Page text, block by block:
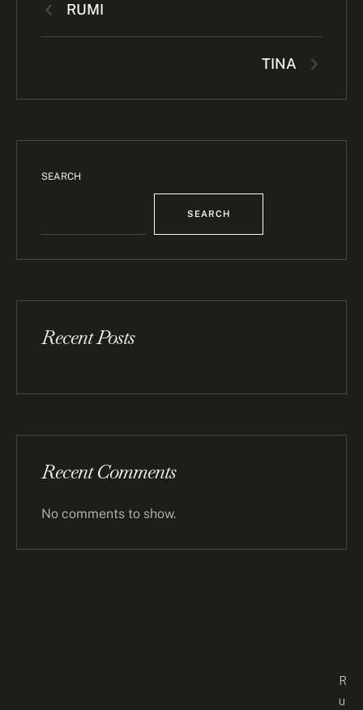
RUMI
TINA
SEARCH
SEARCH
Recent Posts
Recent Comments
No comments to show.
R
u